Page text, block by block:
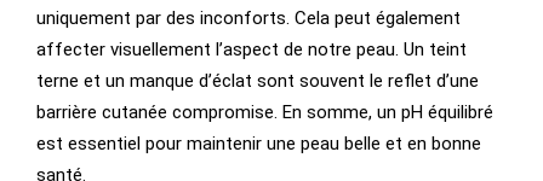
uniquement par des inconforts. Cela peut également
affecter visuellement l’aspect de notre peau. Un teint
terne et un manque d’éclat sont souvent le reflet d’une
barrière cutanée compromise. En somme, un pH équilibré
est essentiel pour maintenir une peau belle et en bonne
santé.